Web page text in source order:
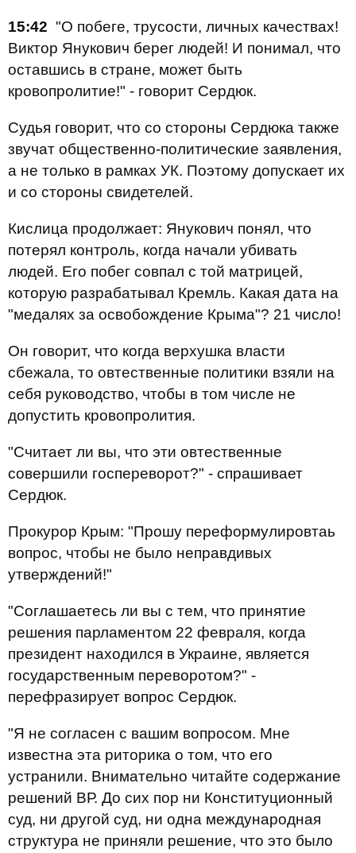
15:42 "О побеге, трусости, личных качествах!
Виктор Янукович берег людей! И понимал, что
оставшись в стране, может быть
кровопролитие!" - говорит Сердюк.
Судья говорит, что со стороны Сердюка также
звучат общественно-политические заявления,
а не только в рамках УК. Поэтому допускает их
и со стороны свидетелей.
Кислица продолжает: Янукович понял, что
потерял контроль, когда начали убивать
людей. Его побег совпал с той матрицей,
которую разрабатывал Кремль. Какая дата на
"медалях за освобождение Крыма"? 21 число!
Он говорит, что когда верхушка власти
сбежала, то овтественные политики взяли на
себя руководство, чтобы в том числе не
допустить кровопролития.
"Считает ли вы, что эти овтественные
совершили госпереворот?" - спрашивает
Сердюк.
Прокурор Крым: "Прошу переформулировтаь
вопрос, чтобы не было неправдивых
утверждений!"
"Соглашаетесь ли вы с тем, что принятие
решения парламентом 22 февраля, когда
президент находился в Украине, является
государственным переворотом?" -
перефразирует вопрос Сердюк.
"Я не согласен с вашим вопросом. Мне
известна эта риторика о том, что его
устранили. Внимательно читайте содержание
решений ВР. До сих пор ни Конституционный
суд, ни другой суд, ни одна международная
структура не приняли решение, что это было